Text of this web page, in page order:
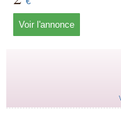
Voir l'annonce